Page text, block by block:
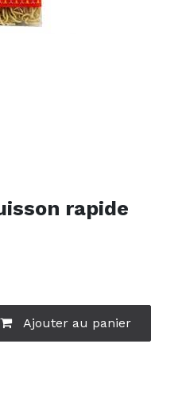
rapide
Ajouter au panier